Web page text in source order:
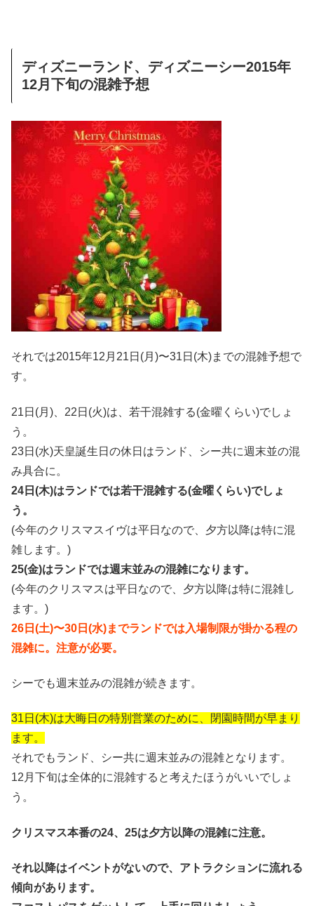
ディズニーランド、ディズニーシー2015年
12月下旬の混雑予想
それでは2015年12月21日(月)〜31日(木)までの混雑予想で
す。
21日(月)、22日(火)は、若干混雑する(金曜くらい)でしょ
う。
23日(水)天皇誕生日の休日はランド、シー共に週末並の混
み具合に。
24日(木)はランドでは若干混雑する(金曜くらい)でしょ
う。
(今年のクリスマスイヴは平日なので、夕方以降は特に混
雑します。)
25(金)はランドでは週末並みの混雑になります。
(今年のクリスマスは平日なので、夕方以降は特に混雑し
ます。)
26日(土)〜30日(水)までランドでは入場制限が掛かる程の
混雑に。注意が必要。
シーでも週末並みの混雑が続きます。
31日(木)は大晦日の特別営業のために、閉園時間が早まり
ます。
それでもランド、シー共に週末並みの混雑となります。
12月下旬は全体的に混雑すると考えたほうがいいでしょ
う。
クリスマス本番の24、25は夕方以降の混雑に注意。
それ以降はイベントがないので、アトラクションに流れる
傾向があります。